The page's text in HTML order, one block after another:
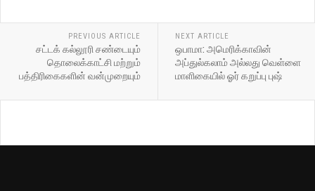
PREVIOUS ARTICLE
சட்டக் கல்லூரி சண்டையும்
தொலைக்காட்சி மற்றும்
பத்திரிகைகளின் வன்முறையும்
NEXT ARTICLE
ஒபாமா: அமெரிக்காவின்
அப்துல்கலாம் அல்லது வெள்ளை
மாளிகையில் ஓர் கறுப்பு புஷ்